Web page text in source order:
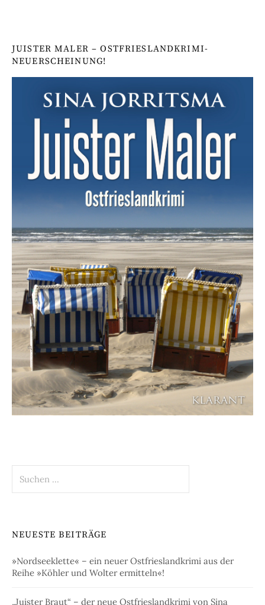
JUISTER MALER – OSTFRIESLANDKRIMI-
NEUERSCHEINUNG!
nach:
NEUESTE BEITRÄGE
»Nordseeklette« – ein neuer Ostfrieslandkrimi aus der
Reihe »Köhler und Wolter ermitteln«!
„Juister Braut“ – der neue Ostfrieslandkrimi von Sina